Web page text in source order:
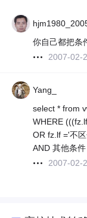
你自己都把条
2007-02-
Yang_
select * from
WHERE
OR fz.lf ='不
AND 其他条件
2007-02-